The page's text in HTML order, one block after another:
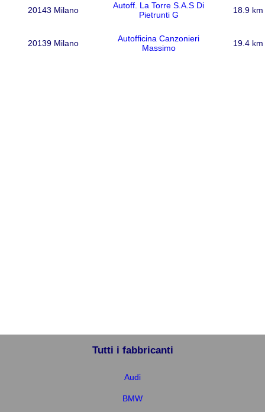
20143 Milano
Autoff. La Torre S.A.S Di
Pietrunti G
18.9 km
20139 Milano
Autofficina Canzonieri
Massimo
19.4 km
Tutti i fabbricanti
Audi
BMW